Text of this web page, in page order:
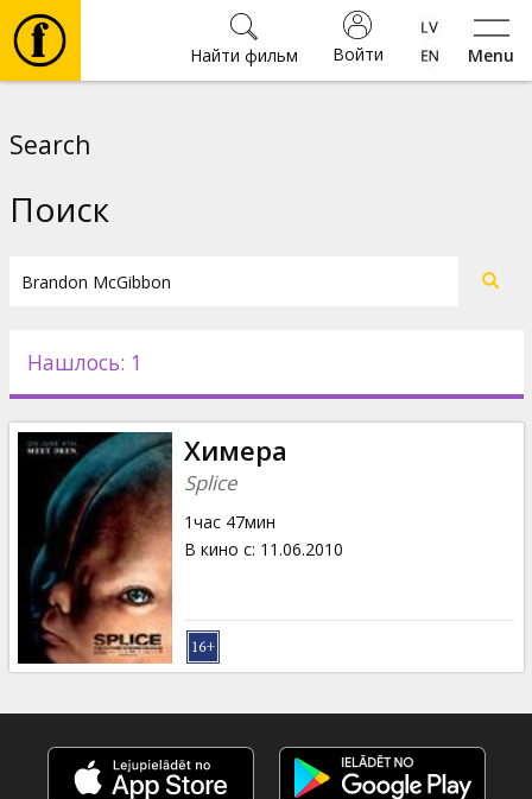
Menu
Войти
Найти фильм
Новости
Подарки
Кинозакуски
B2B
Клуб
Search
Поиск
Нашлось: 1
Химера
Splice
1час 47мин
В кино с: 11.06.2010